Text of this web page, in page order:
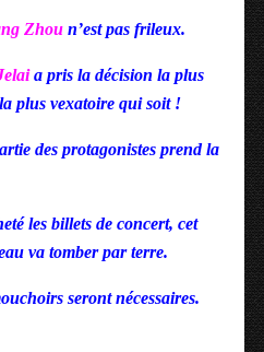
Zhoun’est pas frileux.
a pris la décision la plus
plus vexatoire qui soit !
des protagonistes prend la
les billets de concert, cet
va tomber par terre.
seront nécessaires.